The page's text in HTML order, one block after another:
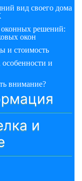
вид своего дома
оконных решений:
окон
и стоимость
и
внимание?
и